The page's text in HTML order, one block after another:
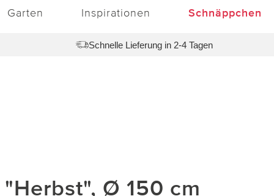
Garten Inspirationen Schnäppchen
Schnelle Lieferung in 2-4 Tagen
Ø 150 cm